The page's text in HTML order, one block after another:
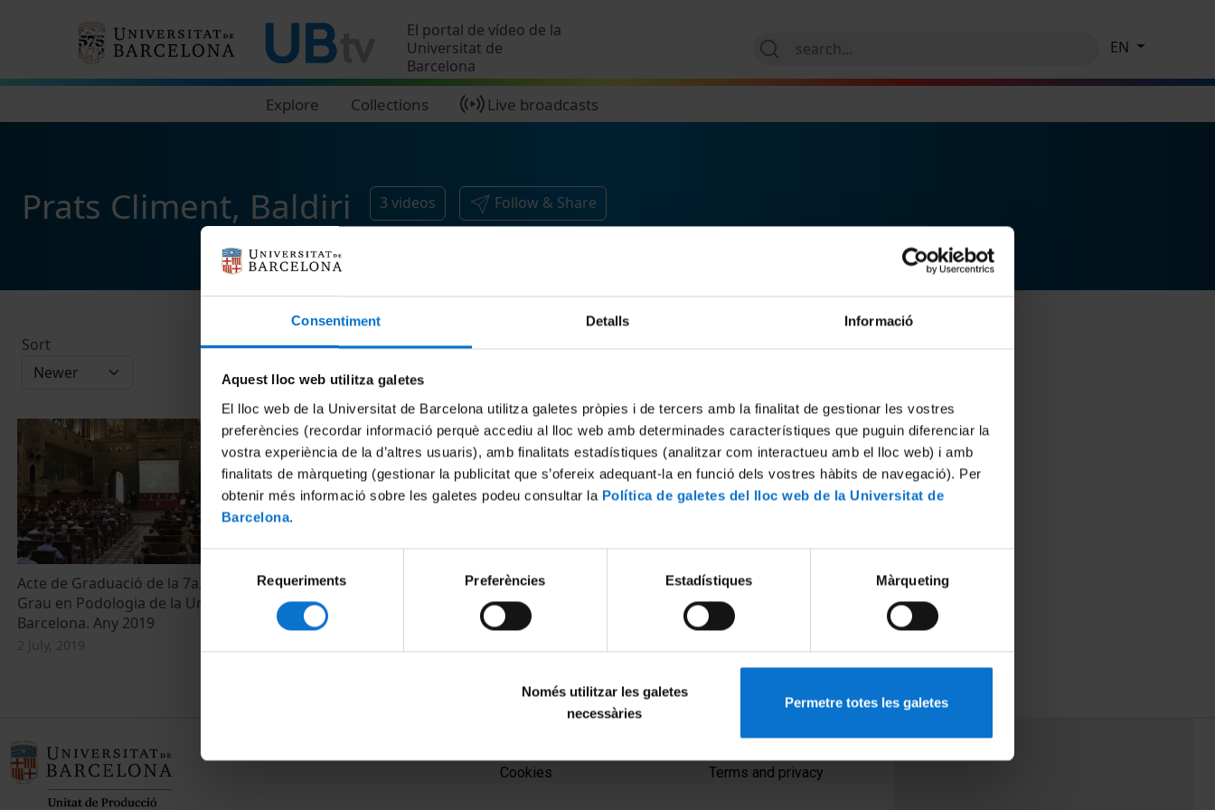
Consentiment Detalls Informació
Aquest lloc web utilitza galetes
El lloc web de la Universitat de Barcelona utilitza galetes pròpies i de tercers amb la finalitat de gestionar les vostres
preferències (recordar informació perquè accediu al lloc web amb determinades característiques que puguin diferenciar la
vostra experiència de la d’altres usuaris), amb finalitats estadístiques (analitzar com interactueu amb el lloc web) i amb
finalitats de màrqueting (gestionar la publicitat que s’ofereix adequant-la en funció dels vostres hàbits de navegació). Per
obtenir més informació sobre les galetes podeu consultar la Política de galetes del lloc web de la Universitat de
Barcelona.
consentiment
Requeriments Preferències Estadístiques Màrqueting
Només utilitzar les galetes
necessàries
Permetre totes les galetes
El portal de vídeo de la
Universitat de
Barcelona
Explore Collections Live broadcasts
EN
Prats Climent, Baldiri 3 videos Follow & Share
Sort
Acte de Graduació de la 7a. promoció del
Grau en Podologia de la Universitat de
Barcelona. Any 2019
2 July, 2019
Mesa redonda: Soportes plantares para
el pie plano infantil. Siempre es
necesario?
Acte de Graduació de la 5a. promoció del
Grau en Podologia de la Universitat de
Barcelona. Any 2017
Cookies
PEU 2
Terms and privacy
PEU 3